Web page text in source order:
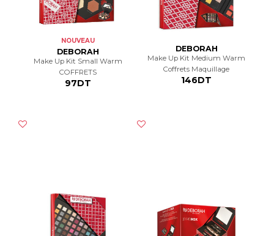
NOUVEAU
DEBORAH
Make Up Kit Small Warm
COFFRETS
97DT
DEBORAH
Make Up Kit Medium Warm
Coffrets Maquillage
146DT